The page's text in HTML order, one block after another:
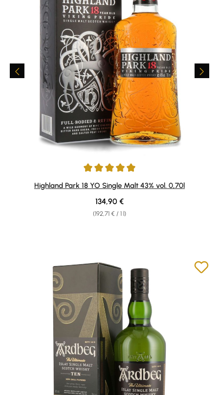
Average rating of 4.95 out of 5 stars
Highland Park 18 YO Single Malt 43% vol. 0,70l
(192,71 € / 1 l)
Regular price:
134,90 €